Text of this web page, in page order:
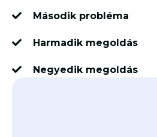
Második probléma
Harmadik megoldás
Negyedik megoldás